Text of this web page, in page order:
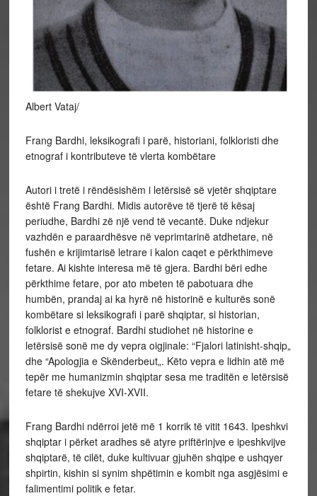
Albert Vataj/
Frang Bardhi, leksikografi i parë, historiani, folkloristi dhe
etnograf i kontributeve të vlerta kombëtare
Autori i tretë i rëndësishëm i letërsisë së vjetër shqiptare
është Frang Bardhi. Midis autorëve të tjerë të kësaj
periudhe, Bardhi zë një vend të vecantë. Duke ndjekur
vazhdën e paraardhësve në veprimtarinë atdhetare, në
fushën e krijimtarisë letrare i kalon caqet e përkthimeve
fetare. Ai kishte interesa më të gjera. Bardhi bëri edhe
përkthime fetare, por ato mbeten të pabotuara dhe
humbën, prandaj ai ka hyrë në historinë e kulturës sonë
kombëtare si leksikografi i parë shqiptar, si historian,
folklorist e etnograf. Bardhi studiohet në historine e
letërsisë sonë me dy vepra oigjinale: “Fjalori latinisht-shqip„
dhe “Apologjia e Skënderbeut„. Këto vepra e lidhin atë më
tepër me humanizmin shqiptar sesa me traditën e letërsisë
fetare të shekujve XVI-XVII.
Frang Bardhi ndërroi jetë më 1 korrik të vitit 1643. Ipeshkvi
shqiptar i përket aradhes së atyre priftërinjve e ipeshkvijve
shqiptarë, të cilët, duke kultivuar gjuhën shqipe e ushqyer
shpirtin, kishin si synim shpëtimin e kombit nga asgjësimi e
falimentimi politik e fetar.